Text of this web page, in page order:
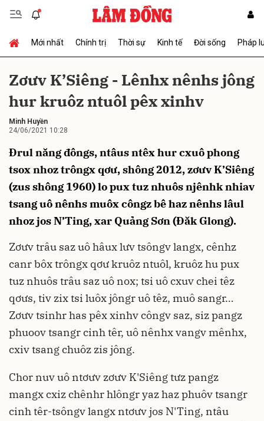
Mới nhất Chính trị Thời sự Kinh tế Đời sống Pháp
Zơưv K’Siêng - Lênhx nênhs jông
hur kruôz ntuôl pêx xinhv
Minh Huyền
24/06/2021 10:28
Đrul năng đôngs, ntâus ntêx hur cxuô phong
tsox nhoz trôngx qơư, shông 2012, zơưv K’Siêng
(zus shông 1960) lo pux tuz nhuôs njênhk nhiav
tsang uô nênhs muôx côngz bê haz nênhs lâul
nhoz jos N’Ting, xar Quảng Sơn (Đăk Glong).
Zơưv trâu saz uô hâux lưv tsôngv langx, cênhz
canr bôx trôngx qơư kruôz ntuôl, kruôz hu pux
tuz nhuôs trâu saz uô nox; tsi uô cxuv chei têz
qơưs, tiv zix tsi luôx jôngr uô têz, muô sangr…
Zơưv tsinhr has pêx xinhv côngv saz, siz pangz
phuoov tsangr cinh têr, uô nênhx vangv mênhx,
cxiv tsang chuôz zis jông.
Chor nuv uô ntơưv zơưv K'Siêng tưz pangz
mangx cxiz chênhr hlôngr yaz haz phuôv tsangr
cinh têr-tsôngv langx ntơưv jos N'Ting, ntâu
Gửi bình luận